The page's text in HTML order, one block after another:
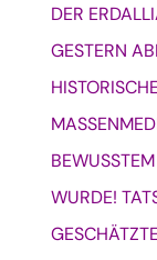
DER
GESTERN
WURDE!